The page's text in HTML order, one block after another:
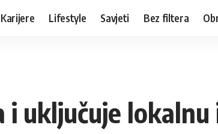
Karijere Lifestyle Savjeti Bez filtera
i uključuje